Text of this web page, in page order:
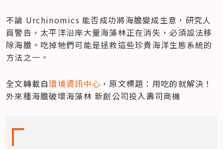
不論 Urchinomics 能否成功將海膽變成生意，研究人
員警告，太平洋沿岸大量海藻林正在消失，必須設法移
除海膽。吃掉牠們可能是拯救這些珍貴海洋生態系統的
方法之一。
全文轉載自環境資訊中心 ，原文標題：用吃的就解決！
外來種海膽破壞海藻林 新創公司投入壽司商機